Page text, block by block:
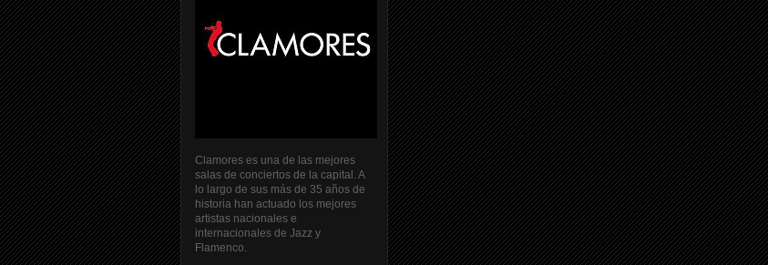
Clamores es una de las mejores
salas de conciertos de la capital. A
lo largo de sus más de 35 años de
historia han actuado los mejores
artistas nacionales e
internacionales de Jazz y
Flamenco.